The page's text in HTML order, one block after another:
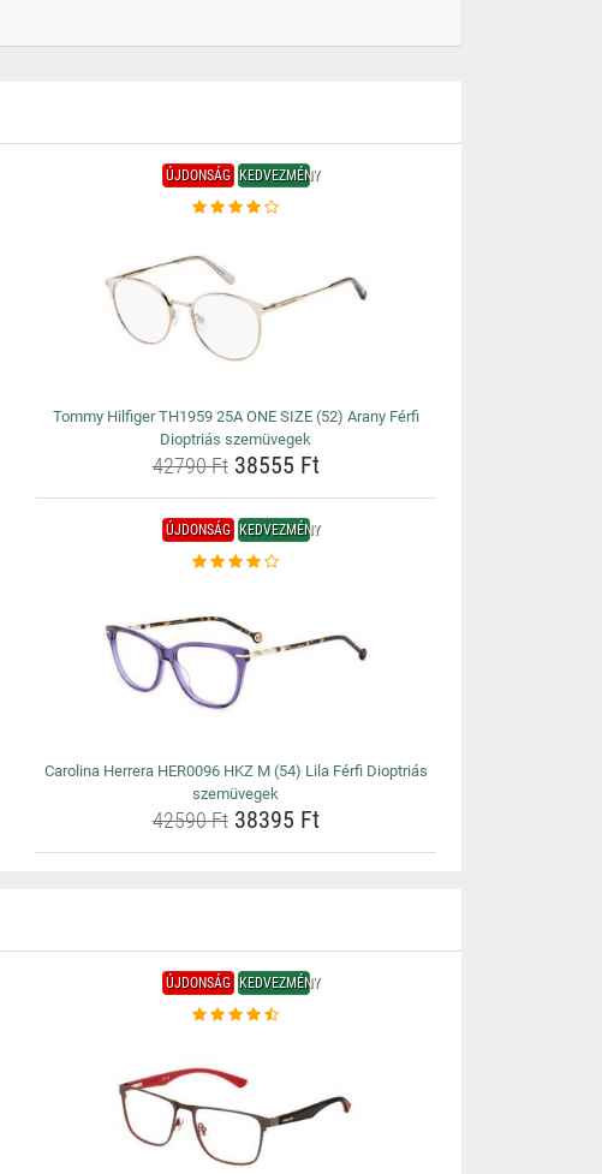
ÚJDONSÁG KEDVEZMÉNY
Tommy Hilfiger TH1959 25A ONE SIZE (52) Arany Férfi
Dioptriás szemüvegek
42790 Ft38555 Ft
ÚJDONSÁG KEDVEZMÉNY
Carolina Herrera HER0096 HKZ M (54) Lila Férfi Dioptriás
szemüvegek
42590 Ft38395 Ft
ÚJDONSÁG KEDVEZMÉNY